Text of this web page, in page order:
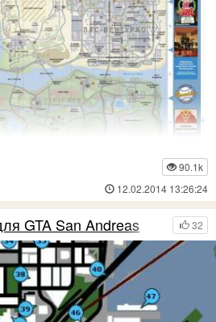
90.1k
12.02.2014 13:26:24
32
GTA San Andreas